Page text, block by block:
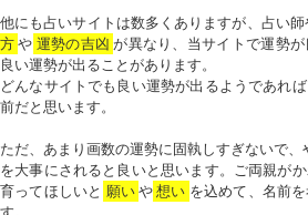
他にも占いサイトは数多くありますが、占い師
方 や 運勢の吉凶 が異なり、当サイトで運勢
良い運勢が出ることがあります。
どんなサイトでも良い運勢が出るようであれ
前だと思います。
ただ、あまり画数の運勢に固執しすぎないで
を大事にされると良いと思います。ご両親が
育ってほしいと 願い や 想い を込めて、名前